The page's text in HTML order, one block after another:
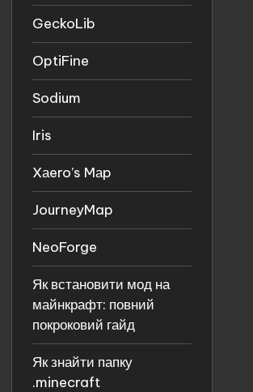
GeckoLib
OptiFine
Sodium
Iris
Xаero’s Mаp
JourneyMap
NeoForge
Як встановити мод на
майнкрафт: повний
покроковий гайд
Як знайти папку
.minecraft